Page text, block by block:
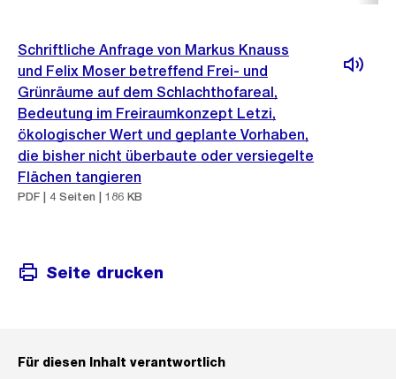
Schriftliche Anfrage von Markus Knauss
und Felix Moser betreffend Frei- und
Grünräume auf dem Schlachthofareal,
Bedeutung im Freiraumkonzept Letzi,
ökologischer Wert und geplante Vorhaben,
die bisher nicht überbaute oder versiegelte
Flächen tangieren
PDF | 4 Seiten | 186 KB
Seite drucken
Für diesen Inhalt verantwortlich